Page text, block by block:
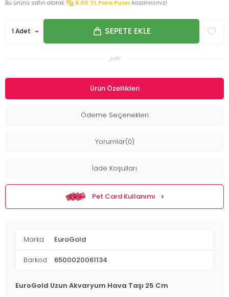
Bu ürünü satın alarak 8.00 TL Para Puan kazanırsınız!
SEPETE EKLE
Ürün Özellikleri
Ödeme Seçenekleri
Yorumlar(0)
İade Koşulları
Pet Card Kullanımı
Marka EuroGold
Barkod 6500020061134
EuroGold Uzun Akvaryum Hava Taşı 25 Cm